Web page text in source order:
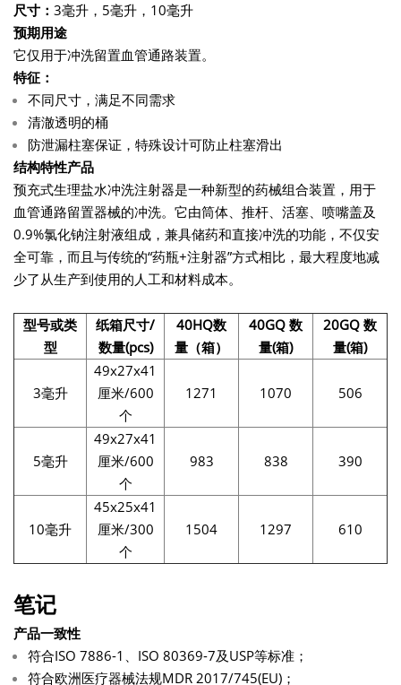
尺寸： 3毫升，5毫升，10毫升
预期用途
它仅用于冲洗留置血管通路装置。
特征：
不同尺寸，满足不同需求
清澈透明的桶
防泄漏柱塞保证，特殊设计可防止柱塞滑出
结构特性产品
预充式生理盐水冲洗注射器是一种新型的药械组合装置，用于
血管通路留置器械的冲洗。它由筒体、推杆、活塞、喷嘴盖及
0.9%氯化钠注射液组成，兼具储药和直接冲洗的功能，不仅安
全可靠，而且与传统的“药瓶+注射器”方式相比，最大程度地减
少了从生产到使用的人工和材料成本。
型号或类
型
纸箱尺寸/
数量(pcs)
40HQ数
量（箱）
40GQ 数
量(箱)
20GQ 数
量(箱)
3毫升
49x27x41
厘米/600
个
1271 1070 506
5毫升
49x27x41
厘米/600
个
983 838 390
10毫升
45x25x41
厘米/300
个
1504 1297 610
笔记
产品一致性
符合ISO 7886-1、ISO 80369-7及USP等标准；
符合欧洲医疗器械法规MDR 2017/745(EU)；